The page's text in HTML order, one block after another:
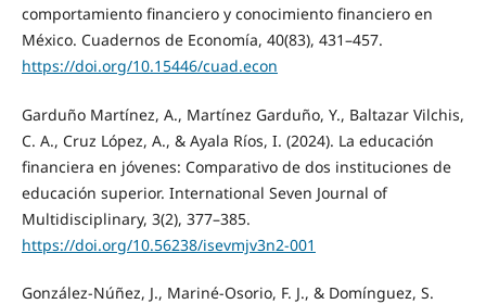
comportamiento financiero y conocimiento financiero en
México. Cuadernos de Economía, 40(83), 431–457.
https://doi.org/10.15446/cuad.econ
Garduño Martínez, A., Martínez Garduño, Y., Baltazar Vilchis,
C. A., Cruz López, A., & Ayala Ríos, I. (2024). La educación
financiera en jóvenes: Comparativo de dos instituciones de
educación superior. International Seven Journal of
Multidisciplinary, 3(2), 377–385.
https://doi.org/10.56238/isevmjv3n2-001
González-Núñez, J., Mariné-Osorio, F. J., & Domínguez, S.